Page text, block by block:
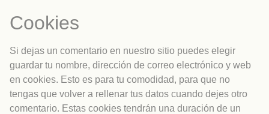
Cookies
Si dejas un comentario en nuestro sitio puedes elegir
guardar tu nombre, dirección de correo electrónico y web
en cookies. Esto es para tu comodidad, para que no
tengas que volver a rellenar tus datos cuando dejes otro
comentario. Estas cookies tendrán una duración de un